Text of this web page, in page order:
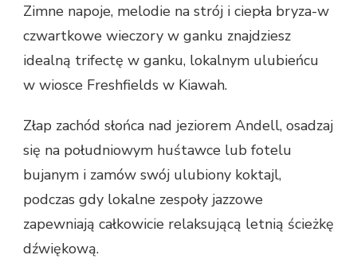
Zimne napoje, melodie na strój i ciepła bryza-w
czwartkowe wieczory w ganku znajdziesz
idealną trifectę w ganku, lokalnym ulubieńcu
w wiosce Freshfields w Kiawah.
Złap zachód słońca nad jeziorem Andell, osadzaj
się na południowym huśtawce lub fotelu
bujanym i zamów swój ulubiony koktajl,
podczas gdy lokalne zespoły jazzowe
zapewniają całkowicie relaksującą letnią ścieżkę
dźwiękową.